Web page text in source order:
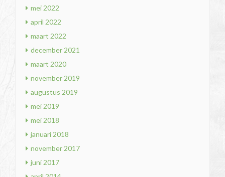
mei 2022
april 2022
maart 2022
december 2021
maart 2020
november 2019
augustus 2019
mei 2019
mei 2018
januari 2018
november 2017
juni 2017